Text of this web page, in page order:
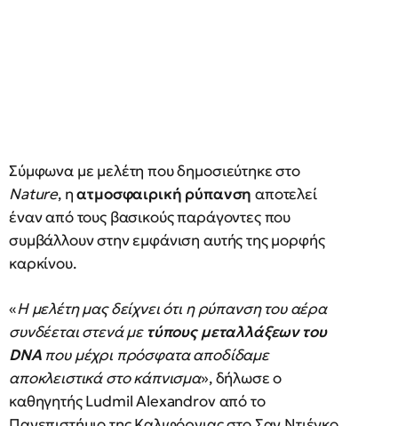
Σύμφωνα με μελέτη που δημοσιεύτηκε στο
Nature, ηατμοσφαιρική ρύπανση αποτελεί
έναν από τους βασικούς παράγοντες που
συμβάλλουν στην εμφάνιση αυτής της μορφής
καρκίνου.
«Η μελέτη μας δείχνει ότι η ρύπανση του αέρα
συνδέεται στενά με τύπους μεταλλάξεων του
DNAπου μέχρι πρόσφατα αποδίδαμε
αποκλειστικά στο κάπνισμα», δήλωσε ο
καθηγητής Ludmil Alexandrov από το